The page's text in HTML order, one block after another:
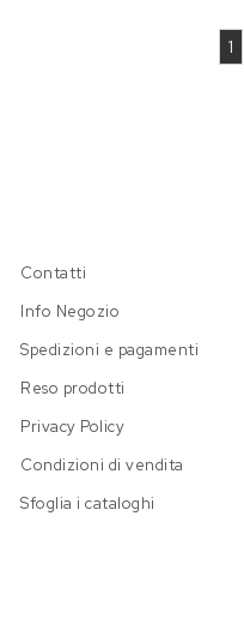
1
Contatti
Info Negozio
Spedizioni e pagamenti
Reso prodotti
Privacy Policy
Condizioni di vendita
Sfoglia i cataloghi